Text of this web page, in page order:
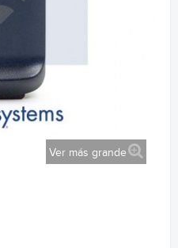
Ver más grande